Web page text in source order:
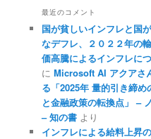
最近のコメント
国が貧しいインフレと国
なデフレ、２０２２年の
価高騰によるインフレに
に Microsoft AI アクアさ
る「2025年 量的引き締め
と金融政策の転換点」 –
– 知の書 より
インフレによる給料上昇